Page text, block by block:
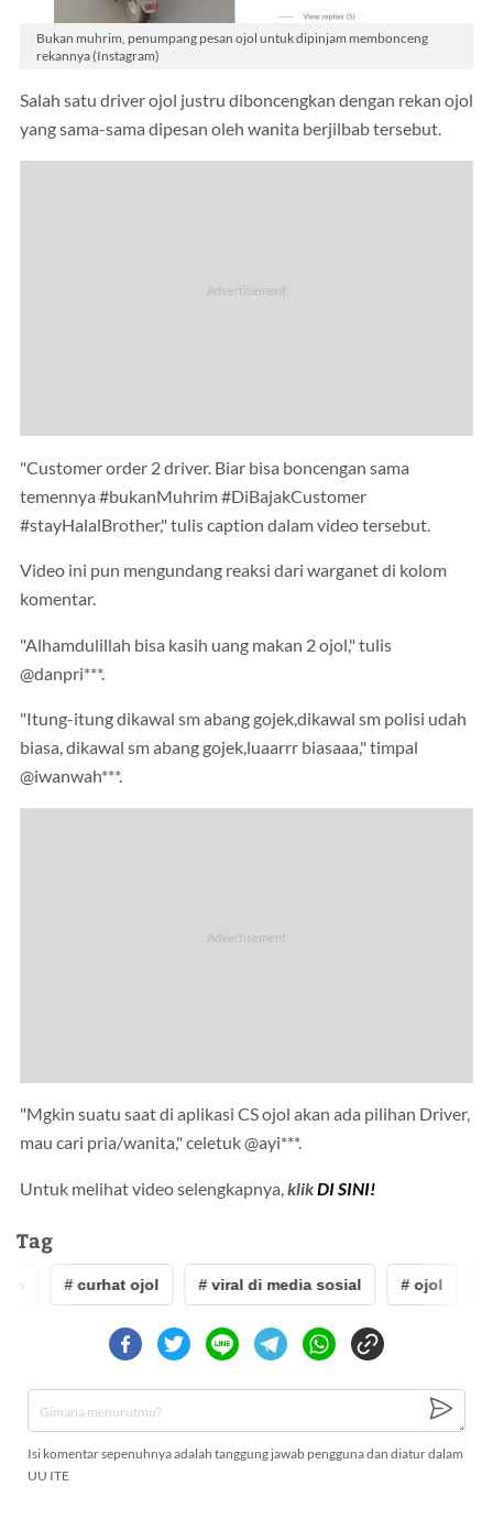
Bukan muhrim, penumpang pesan ojol untuk dipinjam membonceng
rekannya (Instagram)
Salah satu driver ojol justru diboncengkan dengan rekan ojol
yang sama-sama dipesan oleh wanita berjilbab tersebut.
"Customer order 2 driver. Biar bisa boncengan sama
temennya #bukanMuhrim #DiBajakCustomer
#stayHalalBrother," tulis caption dalam video tersebut.
Video ini pun mengundang reaksi dari warganet di kolom
komentar.
"Alhamdulillah bisa kasih uang makan 2 ojol," tulis
@danpri***.
"Itung-itung dikawal sm abang gojek,dikawal sm polisi udah
biasa, dikawal sm abang gojek,luaarrr biasaaa," timpal
@iwanwah***.
"Mgkin suatu saat di aplikasi CS ojol akan ada pilihan Driver,
mau cari pria/wanita," celetuk @ayi***.
Untuk melihat video selengkapnya,klikDI SINI!
Tag
# curhat ojol # viral di media sosial # ojol
Isi komentar sepenuhnya adalah tanggung jawab pengguna dan diatur dalam
UU ITE